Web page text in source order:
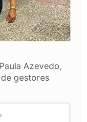
Azevedo,
gestores